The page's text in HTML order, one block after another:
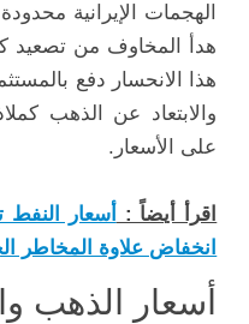
الهجمات الإيرانية
هدأ المخاوف من تصعيد
هذا الانحسار دفع
والابتعاد عن الذهب
على الأسعار.
اقرأ أيضاً :
انخفاض علاوة المخاطر
أسعار الذهب